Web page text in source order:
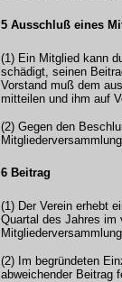
5 Ausschluß eines
(1) Ein Mitglied kann
schädigt, seinen
Vorstand muß dem
mitteilen und ihm auf
(2) Gegen den
6 Beitrag
(1) Der Verein erhebt
Quartal des Jahres im
(2) Im begründeten
abweichender Beitrag